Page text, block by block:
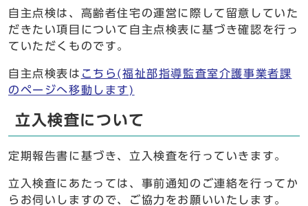
自主点検は、高齢者住宅の運営に際して留意していた
だきたい項目について自主点検表に基づき確認を行っ
ていただくものです。
自主点検表は こちら(福祉部指導監査室介護事業者課
のページへ移動します)
立入検査について
定期報告書に基づき、立入検査を行っていきます。
立入検査にあたっては、事前通知のご連絡を行ってか
らお伺いしますので、ご協力をお願いいたします。